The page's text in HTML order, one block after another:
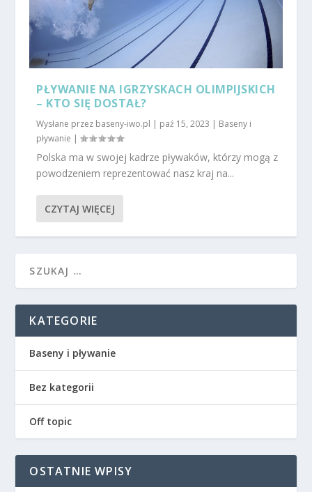
PŁYWANIE NA IGRZYSKACH OLIMPIJSKICH
– KTO SIĘ DOSTAŁ?
Wysłane przez baseny-iwo.pl | paź 15, 2023 | Baseny i
pływanie |
Polska ma w swojej kadrze pływaków, którzy mogą z
powodzeniem reprezentować nasz kraj na...
CZYTAJ WIĘCEJ
KATEGORIE
Baseny i pływanie
Bez kategorii
Off topic
OSTATNIE WPISY